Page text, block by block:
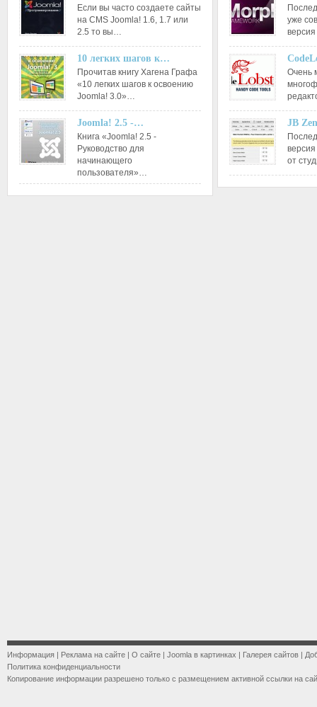
Если вы часто создаете сайты
на CMS Joomla! 1.6, 1.7 или
2.5 то вы…
10 легких шагов к…
Прочитав книгу Хагена Графа
«10 легких шагов к освоению
Joomla! 3.0»…
Joomla! 2.5 -…
Книга «Joomla! 2.5 -
Руководство для
начинающего
пользователя»…
уже
Очень
JB
от
Информация | Реклама на сайте | О сайте | Joomla в картинках | Галерея сайтов |
Политика конфиденциальности
Копирование информации разрешено только с размещением активной ссылки на